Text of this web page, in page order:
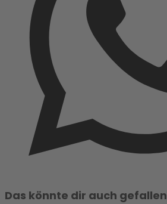
Das könnte dir auch gefallen